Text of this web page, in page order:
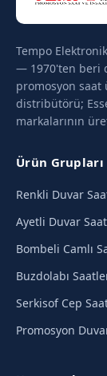
Tempo
— 1970'ten beri
promosyon saat
distribütörü;
markalarının
Ürün Grupları
Renkli Duvar
Ayetli Duvar
Bombeli Camlı
Buzdolabı
Serkisof Cep
Promosyon